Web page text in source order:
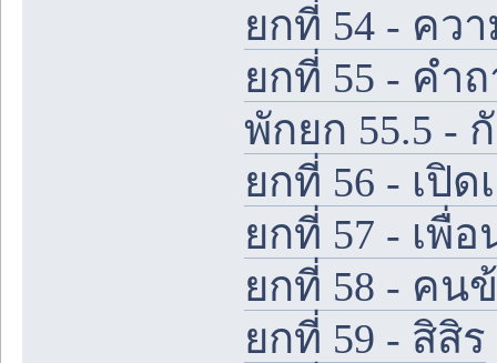
ยกที่ 54 - คว
ยกที่ 55 - คำ
พักยก 55.5 -
ยกที่ 56 - เปิด
ยกที่ 57 - เพื่อ
ยกที่ 58 - คน
ยกที่ 59 - สิสิร